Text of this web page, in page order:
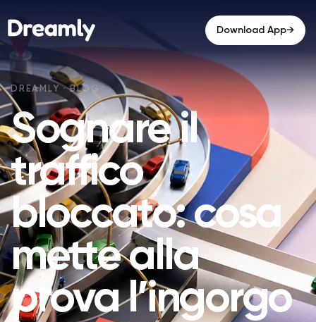
Download App→
Sognare il
traffico
bloccato: cosa
mette alla
prova l’ingorgo